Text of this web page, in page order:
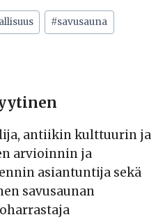
#savusauna
antiikin kulttuurin ja
arvioinnin ja
asiantuntija sekä
savusaunan